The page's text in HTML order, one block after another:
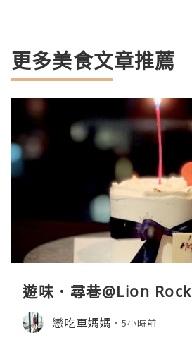
更多美食文章推薦
遊味．尋巷@Lion Rock
戀吃車媽媽 5小時前